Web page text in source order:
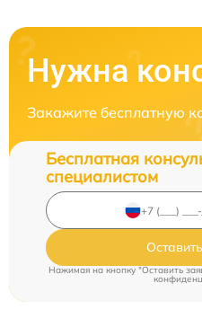
Нужна
Закажите бесплатную
Бесплатная
специалистом
Нажимая на кнопку "Оставить